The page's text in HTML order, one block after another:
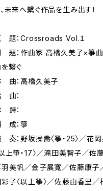
未来へ繋ぐ作品を生み出す！
題：Crossroads Vol.１
題：作曲家 高橋久美子×箏
繋ぐ
曲：高橋久美子
曲：
詩：
成：箏
奏：野坂操壽〈箏・25〉／花
以上箏・17〉／滝田美智子／
美帆／金子展寛／佐藤康子
彩子〈以上箏〉／佐藤由香里